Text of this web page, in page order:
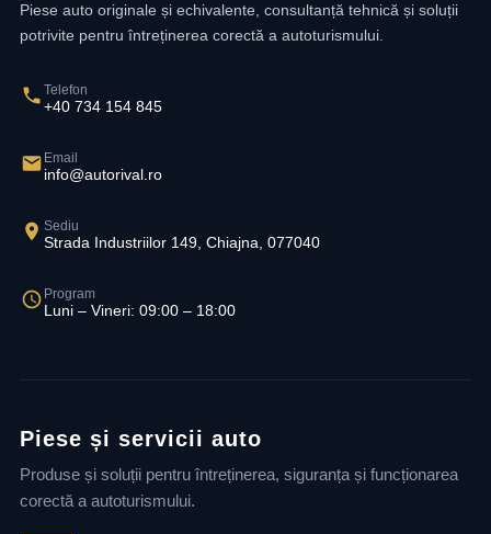
Piese auto originale și echivalente, consultanță tehnică și soluții
potrivite pentru întreținerea corectă a autoturismului.
Telefon
+40 734 154 845
Email
info@autorival.ro
Sediu
Strada Industriilor 149, Chiajna, 077040
Program
Luni – Vineri: 09:00 – 18:00
Piese și servicii auto
Produse și soluții pentru întreținerea, siguranța și funcționarea
corectă a autoturismului.